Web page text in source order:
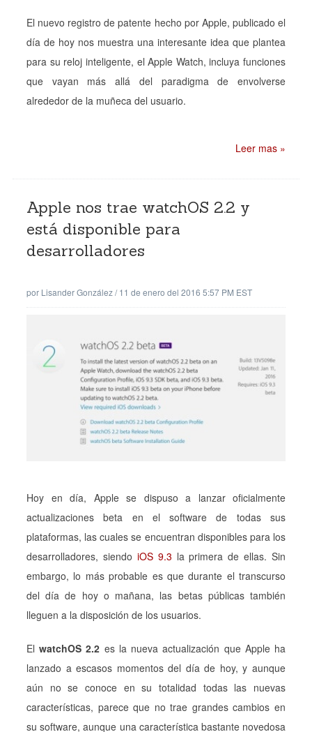
El nuevo registro de patente hecho por Apple, publicado el
día de hoy nos muestra una interesante idea que plantea
para su reloj inteligente, el Apple Watch, incluya funciones
que vayan más allá del paradigma de envolverse
alrededor de la muñeca del usuario.
Leer mas »
Apple nos trae watchOS 2.2 y
está disponible para
desarrolladores
por Lisander González/11 de enero del 2016 5:57 PM EST
Hoy en día, Apple se dispuso a lanzar oficialmente
actualizaciones beta en el software de todas sus
plataformas, las cuales se encuentran disponibles para los
desarrolladores, siendo iOS 9.3 la primera de ellas. Sin
embargo, lo más probable es que durante el transcurso
del día de hoy o mañana, las betas públicas también
lleguen a la disposición de los usuarios.
ElwatchOS 2.2 es la nueva actualización que Apple ha
lanzado a escasos momentos del día de hoy, y aunque
aún no se conoce en su totalidad todas las nuevas
características, parece que no trae grandes cambios en
su software, aunque una característica bastante novedosa